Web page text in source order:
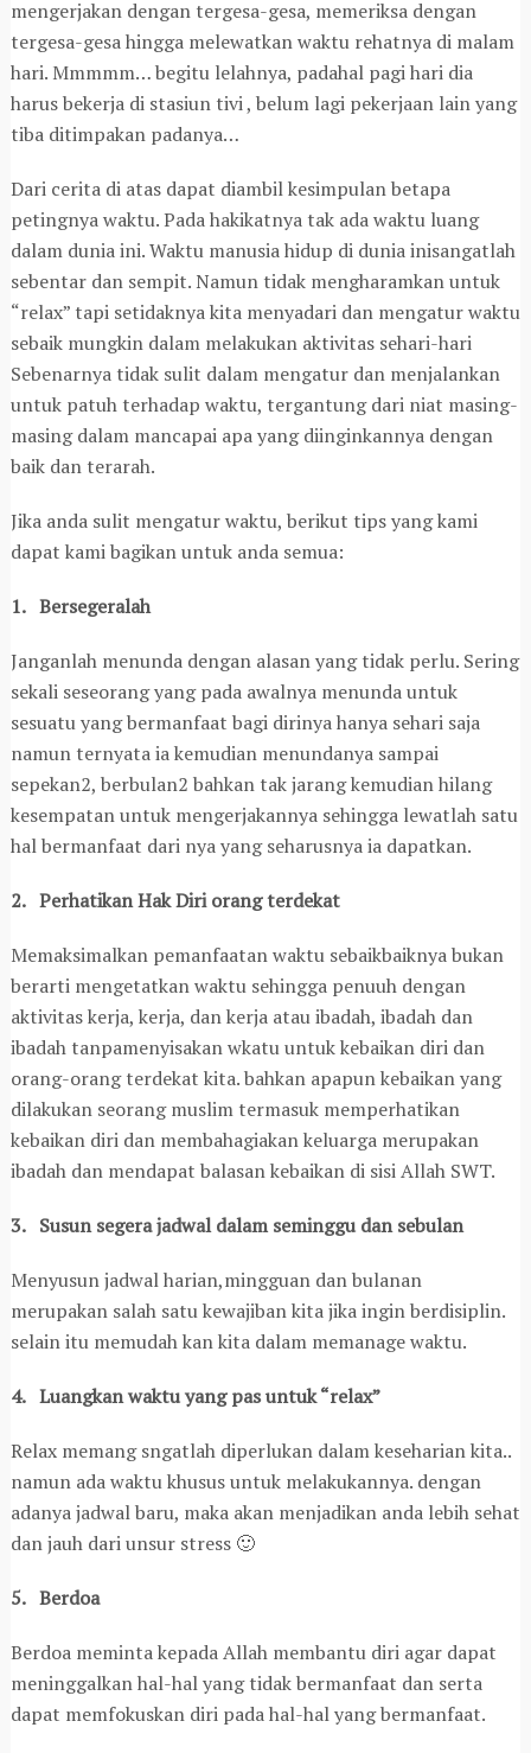
mengerjakan dengan tergesa-gesa, memeriksa dengan
tergesa-gesa hingga melewatkan waktu rehatnya di malam
hari. Mmmmm… begitu lelahnya, padahal pagi hari dia
harus bekerja di stasiun tivi , belum lagi pekerjaan lain yang
tiba ditimpakan padanya…
Dari cerita di atas dapat diambil kesimpulan betapa
petingnya waktu. Pada hakikatnya tak ada waktu luang
dalam dunia ini. Waktu manusia hidup di dunia inisangatlah
sebentar dan sempit. Namun tidak mengharamkan untuk
“relax” tapi setidaknya kita menyadari dan mengatur waktu
sebaik mungkin dalam melakukan aktivitas sehari-hari
Sebenarnya tidak sulit dalam mengatur dan menjalankan
untuk patuh terhadap waktu, tergantung dari niat masing-
masing dalam mancapai apa yang diinginkannya dengan
baik dan terarah.
Jika anda sulit mengatur waktu, berikut tips yang kami
dapat kami bagikan untuk anda semua:
1. Bersegeralah
Janganlah menunda dengan alasan yang tidak perlu. Sering
sekali seseorang yang pada awalnya menunda untuk
sesuatu yang bermanfaat bagi dirinya hanya sehari saja
namun ternyata ia kemudian menundanya sampai
sepekan2, berbulan2 bahkan tak jarang kemudian hilang
kesempatan untuk mengerjakannya sehingga lewatlah satu
hal bermanfaat dari nya yang seharusnya ia dapatkan.
2. Perhatikan Hak Diri orang terdekat
Memaksimalkan pemanfaatan waktu sebaikbaiknya bukan
berarti mengetatkan waktu sehingga penuuh dengan
aktivitas kerja, kerja, dan kerja atau ibadah, ibadah dan
ibadah tanpamenyisakan wkatu untuk kebaikan diri dan
orang-orang terdekat kita. bahkan apapun kebaikan yang
dilakukan seorang muslim termasuk memperhatikan
kebaikan diri dan membahagiakan keluarga merupakan
ibadah dan mendapat balasan kebaikan di sisi Allah SWT.
3. Susun segera jadwal dalam seminggu dan sebulan
Menyusun jadwal harian,mingguan dan bulanan
merupakan salah satu kewajiban kita jika ingin berdisiplin.
selain itu memudah kan kita dalam memanage waktu.
4. Luangkan waktu yang pas untuk “relax”
Relax memang sngatlah diperlukan dalam keseharian kita..
namun ada waktu khusus untuk melakukannya. dengan
adanya jadwal baru, maka akan menjadikan anda lebih sehat
dan jauh dari unsur stress 🙂
5. Berdoa
Berdoa meminta kepada Allah membantu diri agar dapat
meninggalkan hal-hal yang tidak bermanfaat dan serta
dapat memfokuskan diri pada hal-hal yang bermanfaat.